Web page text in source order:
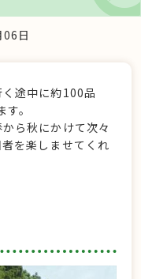
日
途中に約100品
。
ら秋にかけて次々
を楽しませてくれ